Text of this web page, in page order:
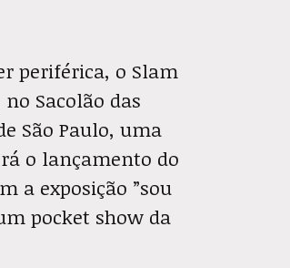
periférica, o Slam
Sacolão das
São Paulo, uma
o lançamento do
a exposição ”sou
pocket show da